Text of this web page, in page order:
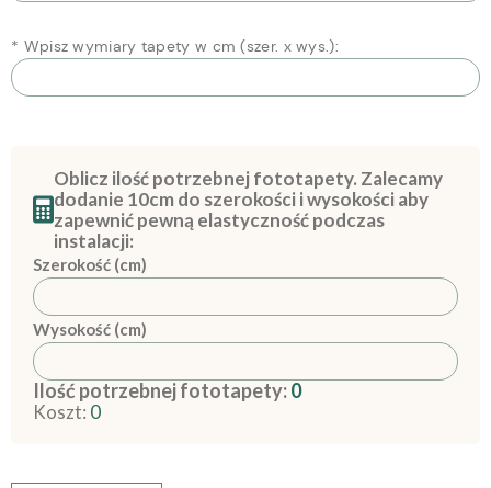
* Wpisz wymiary tapety w cm (szer. x wys.):
Oblicz ilość potrzebnej fototapety. Zalecamy
dodanie 10cm do szerokości i wysokości aby
zapewnić pewną elastyczność podczas
instalacji:
Szerokość (cm)
Wysokość (cm)
Ilość potrzebnej fototapety:0
Koszt: 0